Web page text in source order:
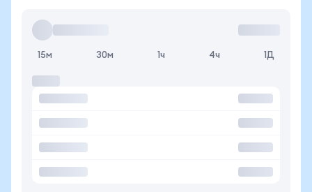
15м 30м 1ч 4ч 1Д